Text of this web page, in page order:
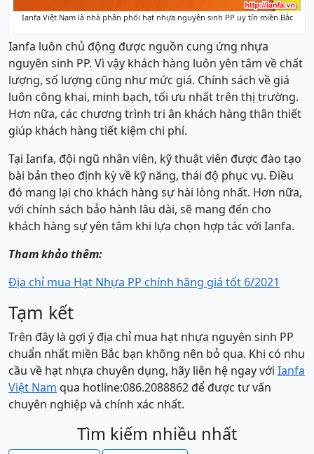
Ianfa Việt Nam là nhà phân phối hạt nhựa nguyên sinh PP uy tín miền Bắc
Ianfa luôn chủ động được nguồn cung ứng nhựa
nguyên sinh PP. Vì vậy khách hàng luôn yên tâm về chất
lượng, số lượng cũng như mức giá. Chính sách về giá
luôn công khai, minh bạch, tối ưu nhất trên thị trường.
Hơn nữa, các chương trình tri ân khách hàng thân thiết
giúp khách hàng tiết kiệm chi phí.
Tại Ianfa, đội ngũ nhân viên, kỹ thuật viên được đào tạo
bài bản theo định kỳ về kỹ năng, thái độ phục vụ. Điều
đó mang lại cho khách hàng sự hài lòng nhất. Hơn nữa,
với chính sách bảo hành lâu dài, sẽ mang đến cho
khách hàng sự yên tâm khi lựa chọn hợp tác với Ianfa.
Tham khảo thêm:
Địa chỉ mua Hạt Nhựa PP chính hãng giá tốt 6/2021
Tạm kết
Trên đây là gợi ý địa chỉ mua hạt nhựa nguyên sinh PP
chuẩn nhất miền Bắc bạn không nên bỏ qua. Khi có nhu
cầu về hạt nhựa chuyên dụng, hãy liên hệ ngay với Ianfa
Việt Nam qua hotline:086.2088862 để được tư vấn
chuyên nghiệp và chính xác nhất.
Tìm kiếm nhiều nhất